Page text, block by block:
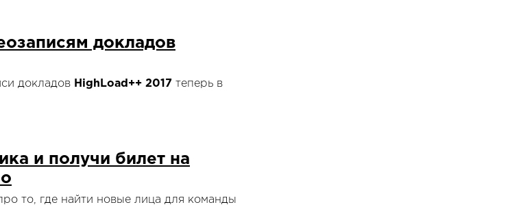
докладов
докладов HighLoad++ 2017 теперь в
и получи билет на
то, где найти новые лица для команды